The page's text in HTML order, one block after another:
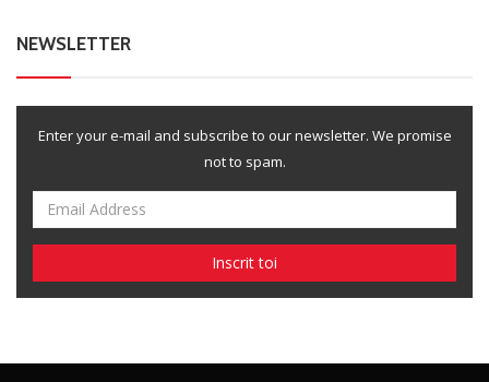
NEWSLETTER
Enter your e-mail and subscribe to our newsletter. We promise
not to spam.